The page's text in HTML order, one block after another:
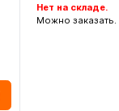
Нет на складе.
Можно заказать.